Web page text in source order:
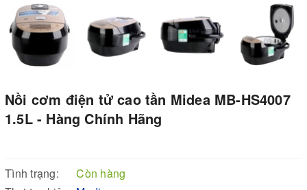
Nồi cơm điện tử cao tần Midea MB-HS4007
1.5L - Hàng Chính Hãng
Tình trạng:
Còn hàng